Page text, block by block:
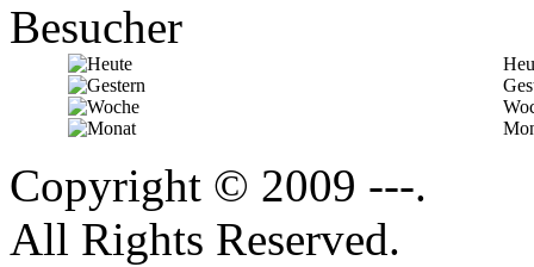
Besucher
Copyright © 2009 ---.
All Rights Reserved.